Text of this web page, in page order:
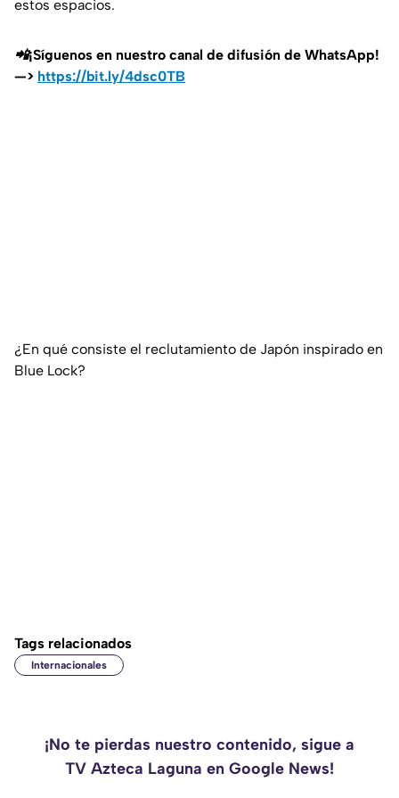
estos espacios.
📲¡Síguenos en nuestro canal de difusión de WhatsApp!
—> https://bit.ly/4dsc0TB
¿En qué consiste el reclutamiento de Japón inspirado en
Blue Lock?
Tags relacionados
Internacionales
¡No te pierdas nuestro contenido, sigue a
TV Azteca Laguna en Google News!